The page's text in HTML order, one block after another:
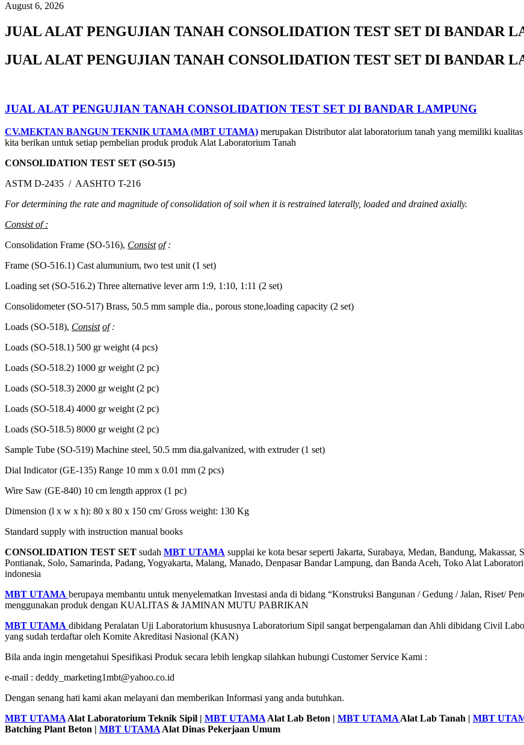
August 6, 2026
JUAL ALAT PENGUJIAN TANAH CONSOLIDATION TEST SET DI BANDAR
JUAL ALAT PENGUJIAN TANAH CONSOLIDATION TEST SET DI BANDAR
JUAL ALAT PENGUJIAN TANAH CONSOLIDATION TEST SET DI BANDAR LAMPUNG
CV.MEKTAN BANGUN TEKNIK UTAMA (MBT UTAMA) merupakan Distributor alat laboratorium tanah yang memiliki
kita berikan untuk setiap pembelian produk produk Alat Laboratorium Tanah
CONSOLIDATION TEST SET (SO-515)
ASTM D-2435 / AASHTO T-216
For determining the rate and magnitude of consolidation of soil when it is restrained laterally, loaded and drained axially.
Consist of :
Consolidation Frame (SO-516), Consist of:
Frame (SO-516.1) Cast alumunium, two test unit (1 set)
Loading set (SO-516.2) Three alternative lever arm 1:9, 1:10, 1:11 (2 set)
Consolidometer (SO-517) Brass, 50.5 mm sample dia., porous stone,loading capacity (2 set)
Loads (SO-518), Consist of:
Loads (SO-518.1) 500 gr weight (4 pcs)
Loads (SO-518.2) 1000 gr weight (2 pc)
Loads (SO-518.3) 2000 gr weight (2 pc)
Loads (SO-518.4) 4000 gr weight (2 pc)
Loads (SO-518.5) 8000 gr weight (2 pc)
Sample Tube (SO-519) Machine steel, 50.5 mm dia.galvanized, with extruder (1 set)
Dial Indicator (GE-135) Range 10 mm x 0.01 mm (2 pcs)
Wire Saw (GE-840) 10 cm length approx (1 pc)
Dimension (l x w x h): 80 x 80 x 150 cm/ Gross weight: 130 Kg
Standard supply with instruction manual books
CONSOLIDATION TEST SET sudah MBT UTAMA supplai ke kota besar seperti Jakarta, Surabaya, Medan, Bandung,
Pontianak, Solo, Samarinda, Padang, Yogyakarta, Malang, Manado, Denpasar Bandar Lampung, dan Banda Aceh, Toko Alat
indonesia
MBT UTAMA berupaya membantu untuk menyelematkan Investasi anda di bidang “Konstruksi Bangunan / Gedung / Jalan, Riset/
menggunakan produk dengan KUALITAS & JAMINAN MUTU PABRIKAN
MBT UTAMA dibidang Peralatan Uji Laboratorium khususnya Laboratorium Sipil sangat berpengalaman dan Ahli dibidang Civil
yang sudah terdaftar oleh Komite Akreditasi Nasional (KAN)
Bila anda ingin mengetahui Spesifikasi Produk secara lebih lengkap silahkan hubungi Customer Service Kami :
e-mail : deddy_marketing1mbt@yahoo.co.id
Dengan senang hati kami akan melayani dan memberikan Informasi yang anda butuhkan.
MBT UTAMA Alat Laboratorium Teknik Sipil | MBT UTAMA Alat Lab Beton | MBT UTAMA Alat Lab Tanah | MBT
Batching Plant Beton | MBT UTAMA Alat Dinas Pekerjaan Umum